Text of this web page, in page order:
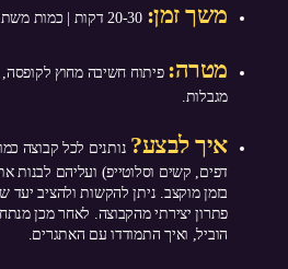
משך זמן: 20-30 דקות | כמות משתתפים: 5-10
מטרה: פיתוח חשיבה מחוץ
מגבלות.
איך לבצע? נותנים לכל קבוצה
דפים, קשים וסלוטייפ) ועליהם לבנות
בזמן מוקצב. ניתן להקשות ולהציב יעד
פתרון יצירתי מהקבוצה. לאחר מכן
הוביל, ואיך התמודדו עם האתגרים.